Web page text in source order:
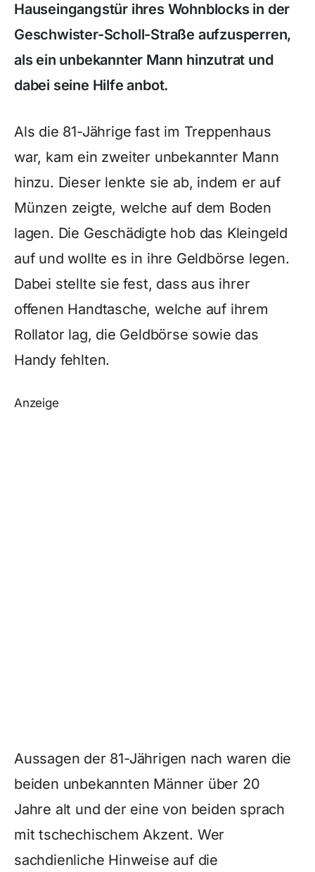
Hauseingangstür ihres Wohnblocks in der
Geschwister-Scholl-Straße aufzusperren,
als ein unbekannter Mann hinzutrat und
dabei seine Hilfe anbot.
Als die 81-Jährige fast im Treppenhaus
war, kam ein zweiter unbekannter Mann
hinzu. Dieser lenkte sie ab, indem er auf
Münzen zeigte, welche auf dem Boden
lagen. Die Geschädigte hob das Kleingeld
auf und wollte es in ihre Geldbörse legen.
Dabei stellte sie fest, dass aus ihrer
offenen Handtasche, welche auf ihrem
Rollator lag, die Geldbörse sowie das
Handy fehlten.
Anzeige
Aussagen der 81-Jährigen nach waren die
beiden unbekannten Männer über 20
Jahre alt und der eine von beiden sprach
mit tschechischem Akzent. Wer
sachdienliche Hinweise auf die